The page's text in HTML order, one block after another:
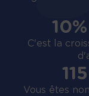
C'est la
Vous êtes